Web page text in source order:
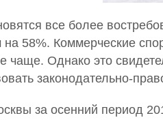
все более
58%. Коммерческие
чаще. Однако это
законодательно-
за осенний период